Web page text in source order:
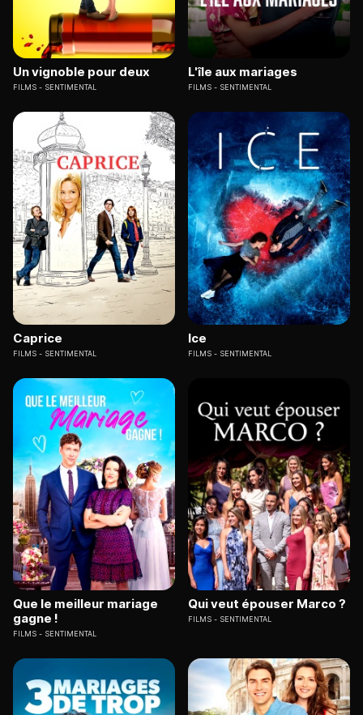
Un vignoble pour deux
FILMS SENTIMENTAL
L'île aux mariages
FILMS SENTIMENTAL
Caprice
FILMS SENTIMENTAL
Ice
FILMS SENTIMENTAL
Que le meilleur mariage
gagne !
FILMS SENTIMENTAL
Qui veut épouser Marco ?
FILMS SENTIMENTAL